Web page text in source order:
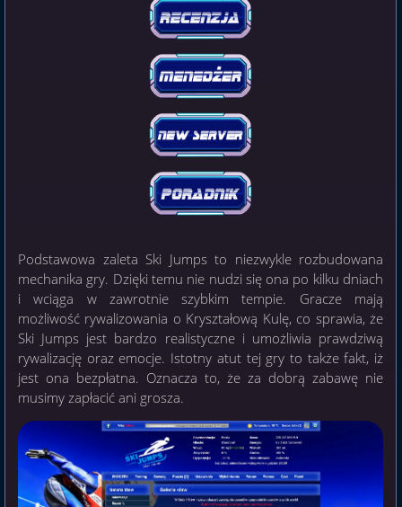
Podstawowa zaleta Ski Jumps to niezwykle rozbudowana
mechanika gry. Dzięki temu nie nudzi się ona po kilku dniach
i wciąga w zawrotnie szybkim tempie. Gracze mają
możliwość rywalizowania o Kryształową Kulę, co sprawia, że
Ski Jumps jest bardzo realistyczne i umożliwia prawdziwą
rywalizację oraz emocje. Istotny atut tej gry to także fakt, iż
jest ona bezpłatna. Oznacza to, że za dobrą zabawę nie
musimy zapłacić ani grosza.